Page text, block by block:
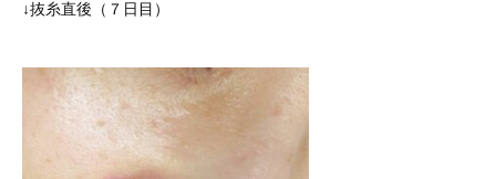
↓抜糸直後（７日目）